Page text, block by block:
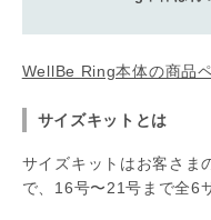
WellBe Ring本体の商品
サイズキットとは
サイズキットはお客さま
で、16号〜21号まで全6